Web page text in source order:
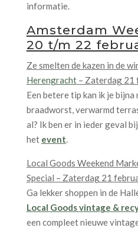
informatie.
Amsterdam
20 t/m 22
Ze smelten de kazen in de
Herengracht– Zaterdag 21
Een betere tip kan ik je
braadworst, verwarmd
al? Ik ben er in ieder geval
het event.
Local Goods Weekend
Special – Zaterdag 21
Ga lekker shoppen in de
Local Goods vintage &
een compleet nieuwe